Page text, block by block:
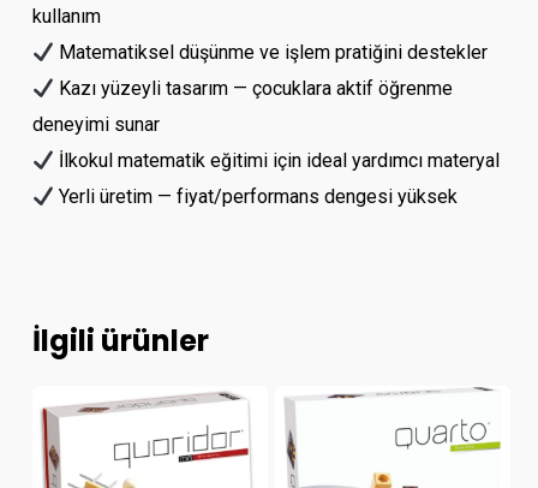
kullanım
Matematiksel düşünme ve işlem pratiğini destekler
Kazı yüzeyli tasarım — çocuklara aktif öğrenme
deneyimi sunar
İlkokul matematik eğitimi için ideal yardımcı materyal
Yerli üretim — fiyat/performans dengesi yüksek
İlgili ürünler